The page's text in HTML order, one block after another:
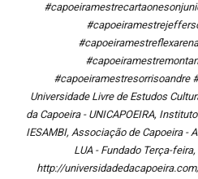
#capoeiramestresorrisoandre
Universidade Livre de Estudos
da Capoeira - UNICAPOEIRA,
IESAMBI, Associação de Capoeira -
LUA - Fundado Terça-
http://